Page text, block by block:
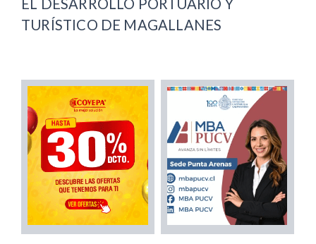
EL DESARROLLO PORTUARIO Y
TURÍSTICO DE MAGALLANES